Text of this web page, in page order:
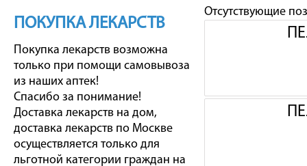
ПОКУПКА ЛЕКАРСТВ
Покупка лекарств возможна
только при помощи самовывоза
из наших аптек!
Спасибо за понимание!
Доставка лекарств на дом,
доставка лекарств по Москве
осуществляется только для
льготной категории граждан на
Отсутствующие